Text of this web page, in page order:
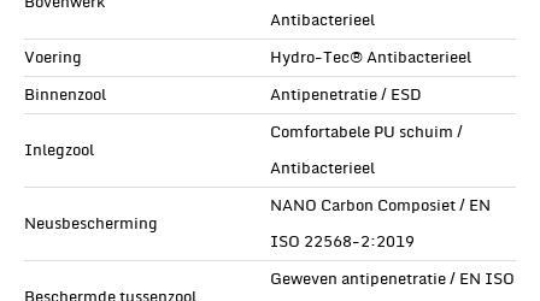
Antibacterieel
Voering
Hydro-Tec® Antibacterieel
Binnenzool
Antipenetratie / ESD
Inlegzool
Comfortabele PU schuim /
Antibacterieel
Neusbescherming
NANO Carbon Composiet / EN
ISO 22568-2:2019
Geweven antipenetratie / EN ISO